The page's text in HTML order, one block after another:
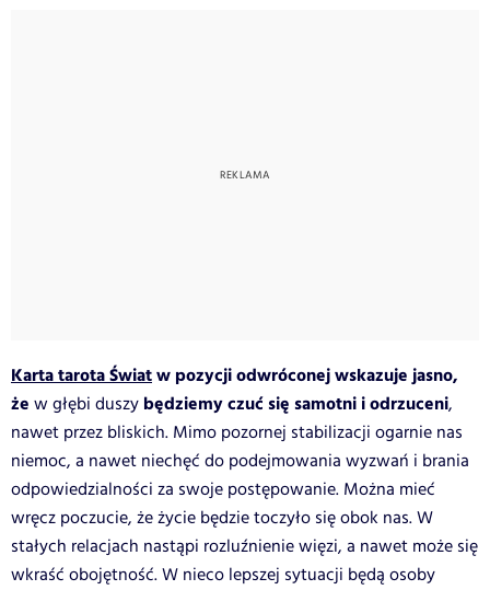
Karta tarota Światw pozycji odwróconej wskazuje jasno,
że w głębi duszy będziemy czuć się samotni i odrzuceni,
nawet przez bliskich. Mimo pozornej stabilizacji ogarnie nas
niemoc, a nawet niechęć do podejmowania wyzwań i brania
odpowiedzialności za swoje postępowanie. Można mieć
wręcz poczucie, że życie będzie toczyło się obok nas. W
stałych relacjach nastąpi rozluźnienie więzi, a nawet może się
wkraść obojętność. W nieco lepszej sytuacji będą osoby